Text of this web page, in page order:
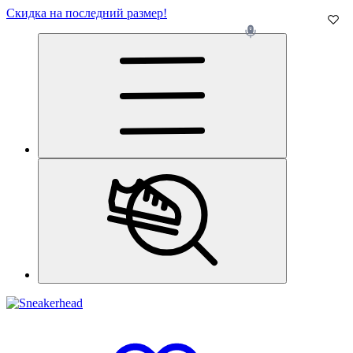
Скидка на последний размер!